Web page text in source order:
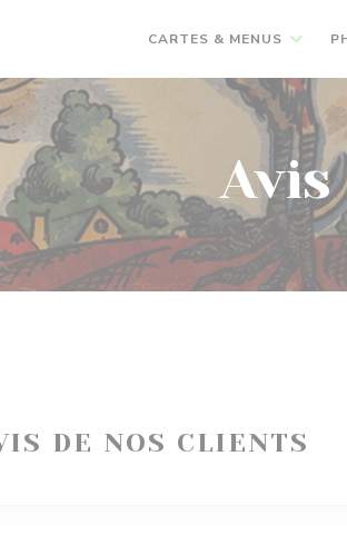
CARTES & MENUS
Avis
DE NOS CLIENTS